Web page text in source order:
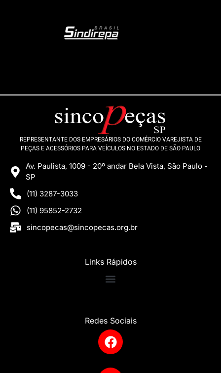
REPRESENTANTE DOS EMPRESÁRIOS DO COMÉRCIO VAREJISTA DE
PEÇAS E ACESSÓRIOS PARA VEÍCULOS NO ESTADO DE SÃO PAULO
Av. Paulista, 1009 - 20º andar Bela Vista, São Paulo -
SP
(11) 3287-3033
(11) 95852-2732
sincopecas@sincopecas.org.br
Links Rápidos
Redes Sociais